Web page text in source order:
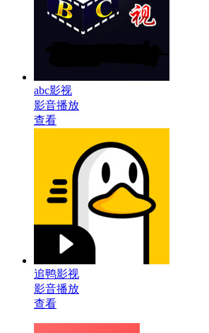
abc影视
影音播放
查看
追鸭影视
影音播放
查看